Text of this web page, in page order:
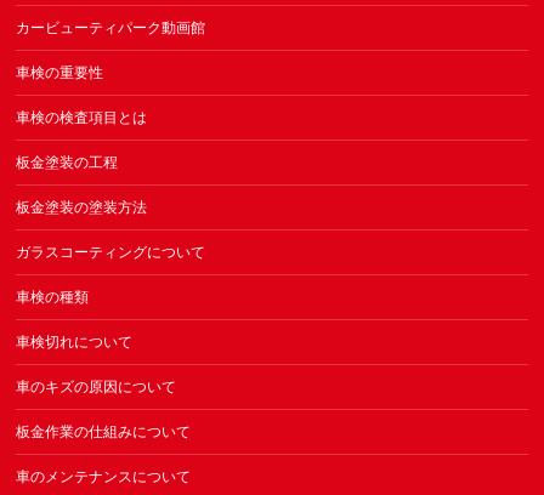
カービューティパーク動画館
車検の重要性
車検の検査項目とは
板金塗装の工程
板金塗装の塗装方法
ガラスコーティングについて
車検の種類
車検切れについて
車のキズの原因について
板金作業の仕組みについて
車のメンテナンスについて